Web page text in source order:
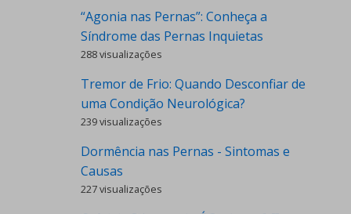
“Agonia nas Pernas”: Conheça a
Síndrome das Pernas Inquietas
288 visualizações
Tremor de Frio: Quando Desconfiar de
uma Condição Neurológica?
239 visualizações
Dormência nas Pernas - Sintomas e
Causas
227 visualizações